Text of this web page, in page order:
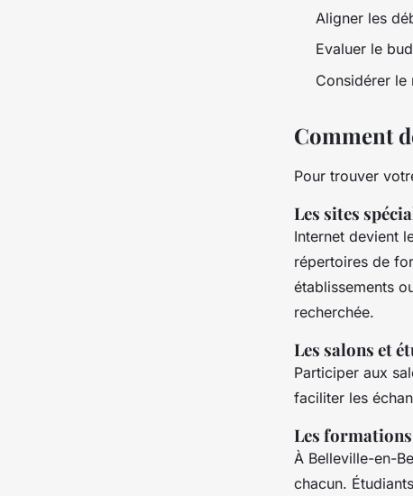
Aligner les
Evaluer le
Considérer le
Comment
Pour trouver
Les sites
Internet devient
répertoires de
établissements
recherchée.
Les salons et
Participer aux
faciliter les
Les
À Belleville-en-
chacun.